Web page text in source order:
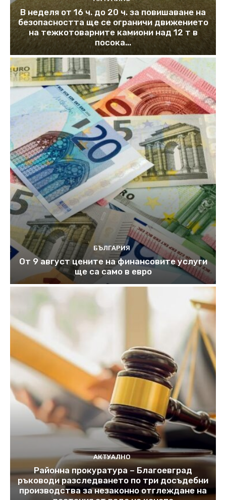
В неделя от 16 ч. до 20 ч. за повишаване на
безопасността ще се ограничи движението
на тежкотоварните камиони над 12 т в
посока...
БЪЛГАРИЯ
От 9 август цените на финансовите услуги
ще са само в евро
АКТУАЛНО
Районна прокуратура – Благоевград
ръководи разследването по три досъдебни
производства за незаконно отглеждане на